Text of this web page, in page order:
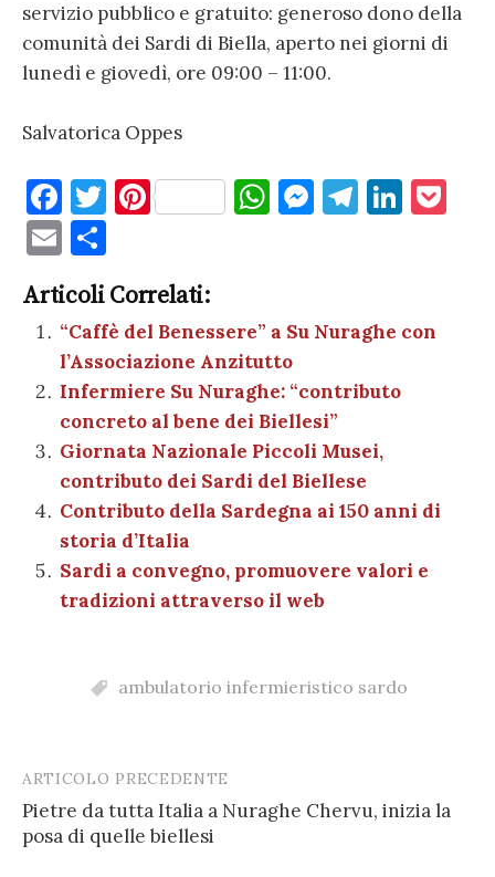
servizio pubblico e gratuito: generoso dono della
comunità dei Sardi di Biella, aperto nei giorni di
lunedì e giovedì, ore 09:00 – 11:00.
Salvatorica Oppes
F
a
c
e
b
o
o
k
T
te
r
Pi
es
t
W
A
p
p
M
g
er
T
a
m
Li
dI
E
m
ai
l
n
di
vi
di
Articoli Correlati:
“Caffè del Benessere” a Su Nuraghe con
l’Associazione Anzitutto
Infermiere Su Nuraghe: “contributo
concreto al bene dei Biellesi”
Giornata Nazionale Piccoli Musei,
contributo dei Sardi del Biellese
Contributo della Sardegna ai 150 anni di
storia d’Italia
Sardi a convegno, promuovere valori e
tradizioni attraverso il web
ambulatorio infermieristico sardo
Post
navigation
ARTICOLO PRECEDENTE
Pietre da tutta Italia a Nuraghe Chervu, inizia la
posa di quelle biellesi